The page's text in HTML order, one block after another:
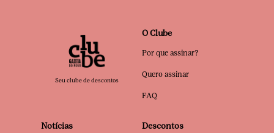
Seu clube de descontos
O Clube
Por que assinar?
Quero assinar
FAQ
Notícias Descontos